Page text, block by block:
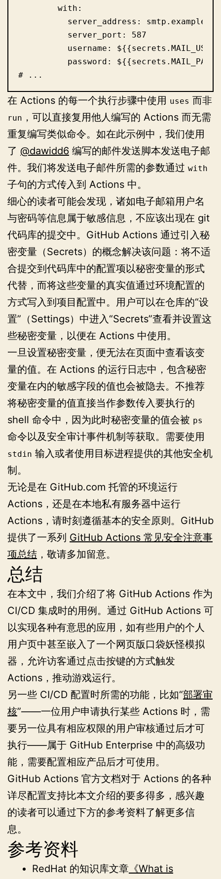
        with:
server_address:
          server_port: 587
username:
password:
# ...
在 Actions 的每一个执行步骤中使用 uses 而非
run ，可以直接复用他人编写的 Actions 而无需
重复编写类似命令。如在此示例中，我们使用
了 @dawidd6 编写的邮件发送脚本发送电子邮
件。我们将发送电子邮件所需的参数通过 with
子句的方式传入到 Actions 中。
细心的读者可能会发现，诸如电子邮箱用户名
与密码等信息属于敏感信息，不应该出现在 git
代码库的提交中。GitHub Actions 通过引入秘
密变量（Secrets）的概念解决该问题：将不适
合提交到代码库中的配置项以秘密变量的形式
代替，而将这些变量的真实值通过环境配置的
方式写入到项目配置中。用户可以在仓库的“设
置”（Settings）中进入“Secrets”查看并设置这
些秘密变量，以便在 Actions 中使用。
一旦设置秘密变量，便无法在页面中查看该变
量的值。在 Actions 的运行日志中，包含秘密
变量在内的敏感字段的值也会被隐去。不推荐
将秘密变量的值直接当作参数传入要执行的
shell 命令中，因为此时秘密变量的值会被 ps
命令以及安全审计事件机制等获取。需要使用
stdin 输入或者使用目标进程提供的其他安全机
制。
无论是在 GitHub.com 托管的环境运行
Actions，还是在本地私有服务器中运行
Actions，请时刻遵循基本的安全原则。GitHub
提供了一系列 GitHub Actions 常见安全注意事
项总结 ，敬请多加留意。
总结
在本文中，我们介绍了将 GitHub Actions 作为
CI/CD 集成时的用例。通过 GitHub Actions 可
以实现各种有意思的应用，如有些用户的个人
用户页中甚至嵌入了一个网页版口袋妖怪模拟
器，允许访客通过点击按键的方式触发
Actions，推动游戏运行。
另一些 CI/CD 配置时所需的功能，比如“部署审
核”——一位用户申请执行某些 Actions 时，需
要另一位具有相应权限的用户审核通过后才可
执行——属于 GitHub Enterprise 中的高级功
能，需要配置相应产品后才可使用。
GitHub Actions 官方文档对于 Actions 的各种
详尽配置支持比本文介绍的要多得多，感兴趣
的读者可以通过下方的参考资料了解更多信
息。
参考资料
RedHat 的知识库文章 《What is